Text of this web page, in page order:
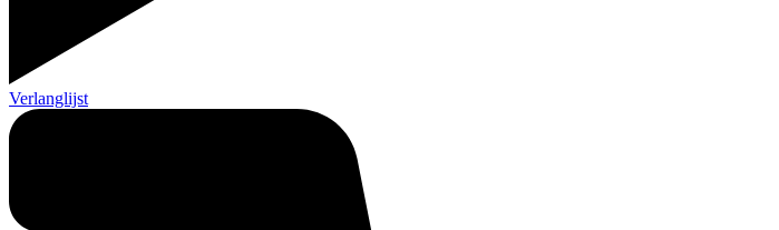
Verlanglijst